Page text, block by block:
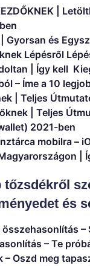
|
Gyorsan és
Lépésről
| Így kell
– Íme a 10
| Teljes
| Teljes
2021-ben
mobilra –
|
és
összehasonlítás –
– Te
– Oszd meg